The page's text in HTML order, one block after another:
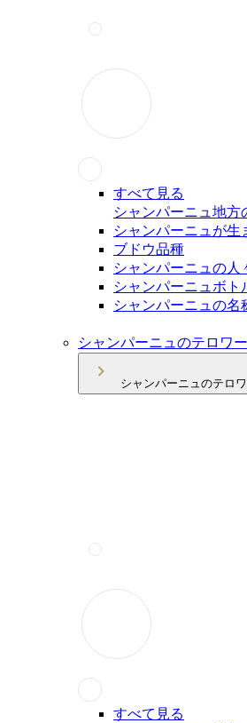
すべて見る
シャンパーニュ地方
シャンパーニュが生
ブドウ品種
シャンパーニュの人
シャンパーニュボト
シャンパーニュの名
シャンパーニュのテロワ
シャンパーニュのテロ
すべて見る